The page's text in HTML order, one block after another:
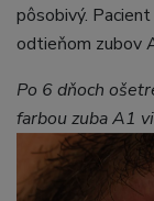
pôsobivý.
odtieňom zubov
Po 6 dňoch
farbou zuba A1